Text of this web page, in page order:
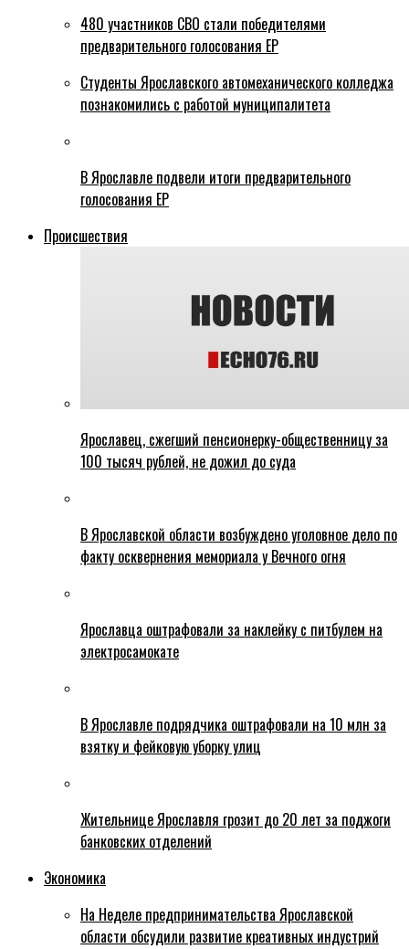
480 участников СВО стали победителями
предварительного голосования ЕР
Студенты Ярославского автомеханического колледжа
познакомились с работой муниципалитета
В Ярославле подвели итоги предварительного
голосования ЕР
Происшествия
Ярославец, сжегший пенсионерку-общественницу за
100 тысяч рублей, не дожил до суда
В Ярославской области возбуждено уголовное дело по
факту осквернения мемориала у Вечного огня
Ярославца оштрафовали за наклейку с питбулем на
электросамокате
В Ярославле подрядчика оштрафовали на 10 млн за
взятку и фейковую уборку улиц
Жительнице Ярославля грозит до 20 лет за поджоги
банковских отделений
Экономика
На Неделе предпринимательства Ярославской
области обсудили развитие креативных индустрий